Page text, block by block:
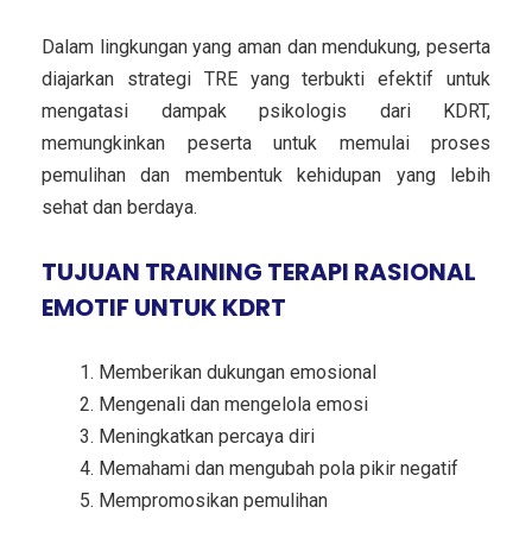
Dalam lingkungan yang aman dan mendukung, peserta
diajarkan strategi TRE yang terbukti efektif untuk
mengatasi dampak psikologis dari KDRT,
memungkinkan peserta untuk memulai proses
pemulihan dan membentuk kehidupan yang lebih
sehat dan berdaya.
TUJUAN TRAINING TERAPI RASIONAL
EMOTIF UNTUK KDRT
Memberikan dukungan emosional
Mengenali dan mengelola emosi
Meningkatkan percaya diri
Memahami dan mengubah pola pikir negatif
Mempromosikan pemulihan